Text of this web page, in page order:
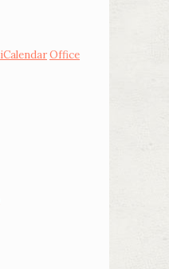
iCalendarOffice